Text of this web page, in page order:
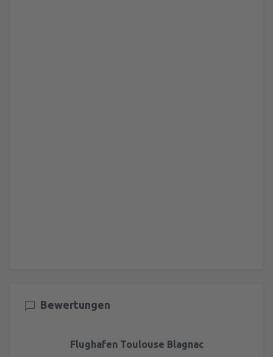
Bewertungen
Flughafen Toulouse Blagnac